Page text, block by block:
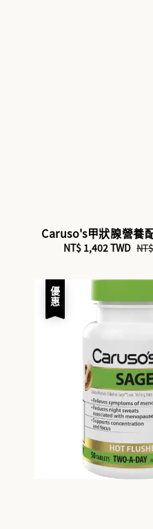
Caruso's甲狀腺營養
Sale
NT$ 1,402 TWD
優惠